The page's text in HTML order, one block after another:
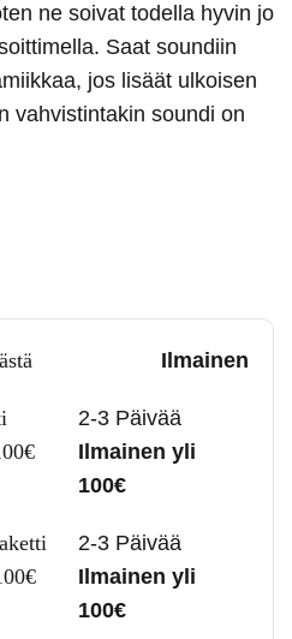
ne soivat todella hyvin jo
Saat soundiin
jos lisäät ulkoisen
vahvistintakin soundi on
Ilmainen
2-3 Päivää
Ilmainen yli
100€
2-3 Päivää
Ilmainen yli
100€